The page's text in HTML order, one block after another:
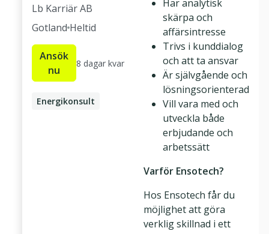
Lb Karriär AB
Gotland Heltid
Ansök
nu
8 dagar kvar
Energikonsult
Har analytisk
skärpa och
affärsintresse
Trivs i kunddialog
och att ta ansvar
Är självgående och
lösningsorienterad
Vill vara med och
utveckla både
erbjudande och
arbetssätt
Varför Ensotech?
Hos Ensotech får du
möjlighet att göra
verklig skillnad i ett